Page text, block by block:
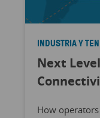
INDUSTRIA Y
Next
How